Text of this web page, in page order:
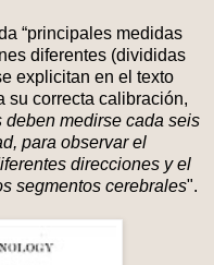
“principales medidas
diferentes (divididas
explicitan en el texto
su correcta calibración,
deben medirse cada seis
para observar el
direcciones y el
segmentos cerebrales".